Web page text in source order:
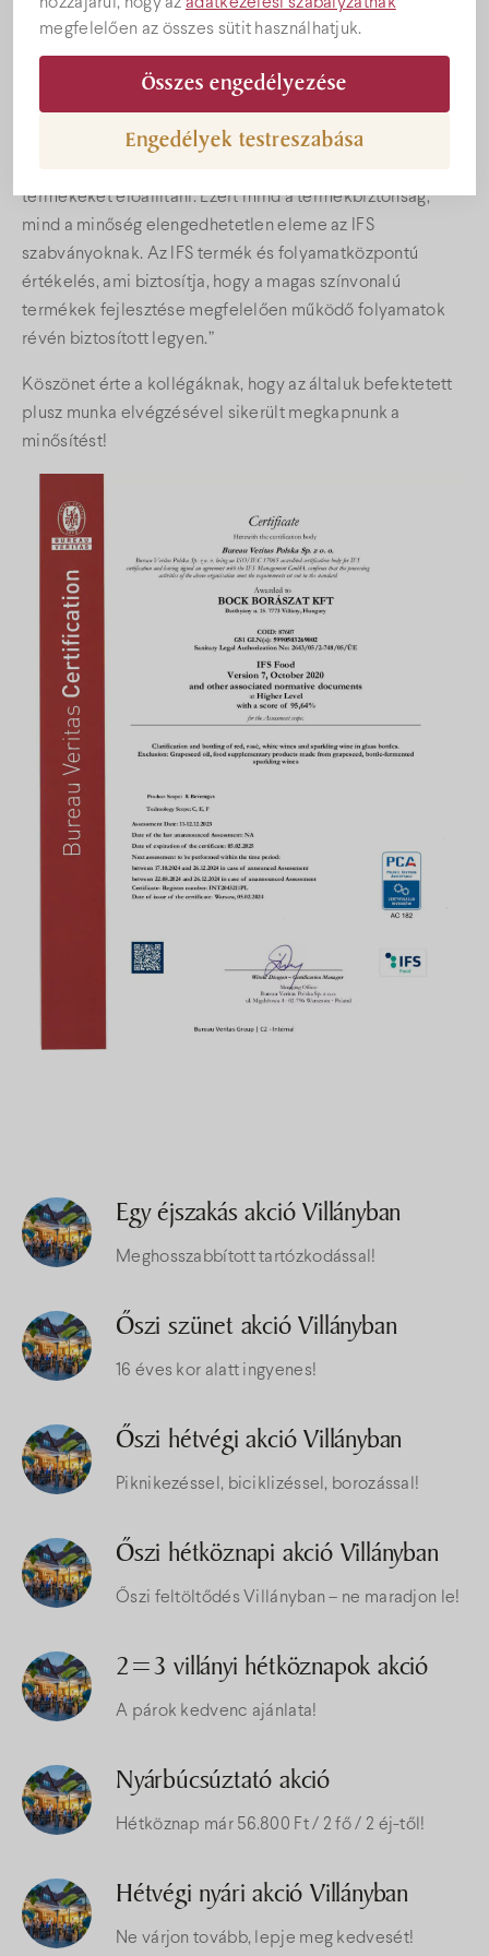
megfelelően az összes sütit használhatjuk.
Összes engedélyezése
Engedélyek testreszabása
eredménnyel megszerezte az IFS Food tanúsítványt,
mellyel biztosítani tudjuk az élelmiszer biztonságot és a
„Az IFS Food tanúsítvány célja annak értékelése, hogy a
gyártó feldolgozási tevékenysége képes-e biztonságos,
termékeket előállítani. Ezért mind a termékbiztonság,
mind a minőség elengedhetetlen eleme az IFS
szabványoknak. Az IFS termék és folyamatközpontú
értékelés, ami biztosítja, hogy a magas színvonalú
termékek fejlesztése megfelelően működő folyamatok
révén biztosított legyen.”
Köszönet érte a kollégáknak, hogy az általuk befektetett
plusz munka elvégzésével sikerült megkapnunk a
minősítést!
Egy éjszakás akció Villányban
Meghosszabbított tartózkodással!
Őszi szünet akció Villányban
16 éves kor alatt ingyenes!
Őszi hétvégi akció Villányban
Piknikezéssel, biciklizéssel, borozással!
Őszi hétköznapi akció Villányban
Őszi feltöltődés Villányban – ne maradjon le!
2=3 villányi hétköznapok akció
A párok kedvenc ajánlata!
Nyárbúcsúztató akció
Hétköznap már 56.800 Ft / 2 fő / 2 éj-től!
Hétvégi nyári akció Villányban
Ne várjon tovább, lepje meg kedvesét!